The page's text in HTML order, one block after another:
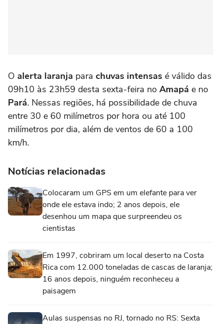
O alerta laranja para chuvas intensas é válido das
09h10 às 23h59 desta sexta-feira no Amapá e no
Pará. Nessas regiões, há possibilidade de chuva
entre 30 e 60 milímetros por hora ou até 100
milímetros por dia, além de ventos de 60 a 100
km/h.
Notícias relacionadas
Colocaram um GPS em um elefante para ver
onde ele estava indo; 2 anos depois, ele
desenhou um mapa que surpreendeu os
cientistas
Em 1997, cobriram um local deserto na Costa
Rica com 12.000 toneladas de cascas de laranja;
16 anos depois, ninguém reconheceu a
paisagem
Aulas suspensas no RJ, tornado no RS: Sexta